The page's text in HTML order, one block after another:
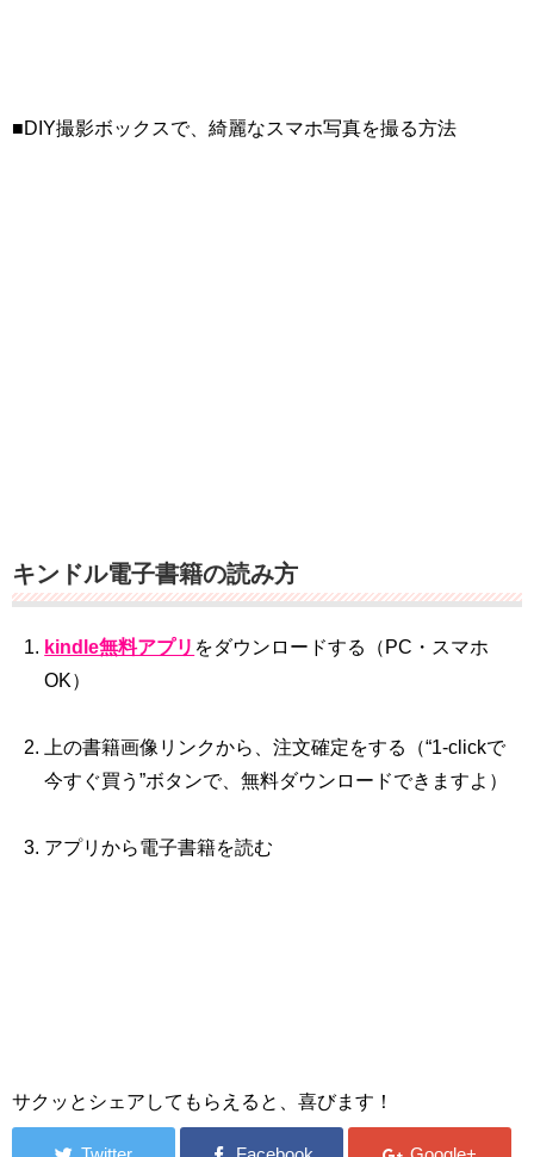
■DIY撮影ボックスで、綺麗なスマホ写真を撮る方法
キンドル電子書籍の読み方
kindle無料アプリ をダウンロードする（PC・スマホ
OK）
上の書籍画像リンクから、注文確定をする（“1‐clickで
今すぐ買う”ボタンで、無料ダウンロードできますよ）
アプリから電子書籍を読む
サクッとシェアしてもらえると、喜びます！